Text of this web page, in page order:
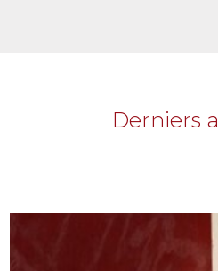
Derniers